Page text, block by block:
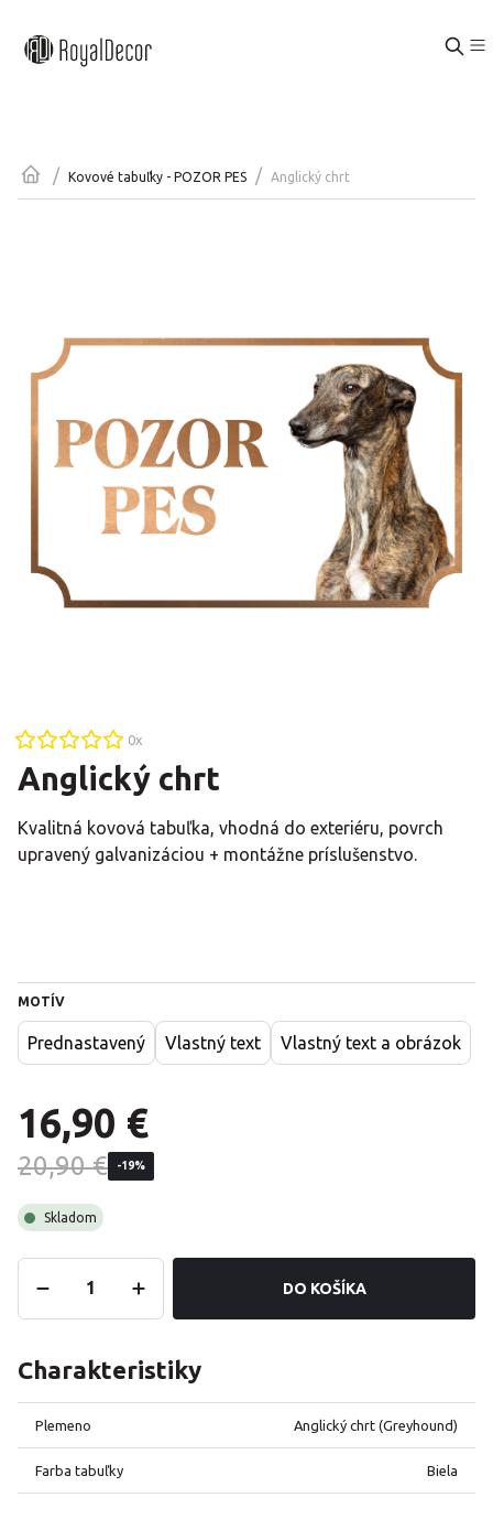
/ Kovové tabuľky - POZOR PES / Anglický chrt
0x
Anglický chrt
Kvalitná kovová tabuľka, vhodná do exteriéru, povrch
upravený galvanizáciou + montážne príslušenstvo.
MOTÍV
Prednastavený Vlastný text Vlastný text a obrázok
16,90 €
20,90 € -19%
Skladom
DO KOŠÍKA
Charakteristiky
Plemeno Anglický chrt (Greyhound)
Farba tabuľky Biela